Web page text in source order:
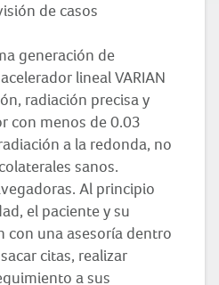
de casos
generación de
lineal VARIAN
radiación precisa y
con menos de 0.03
a la redonda, no
sanos.
Al principio
el paciente y su
con una asesoría dentro
citas, realizar
a sus